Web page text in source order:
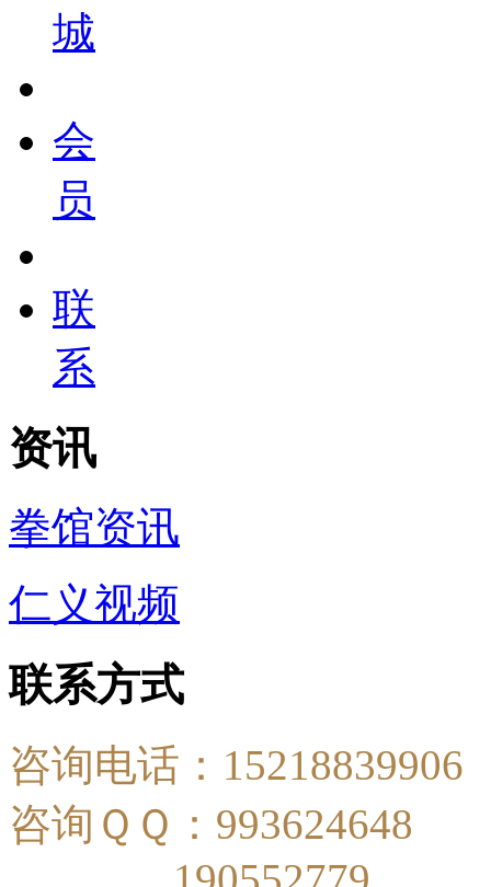
城
会
员
联
系
资讯
拳馆资讯
仁义视频
联系方式
咨询电话：15218839906
咨询ＱＱ：993624648